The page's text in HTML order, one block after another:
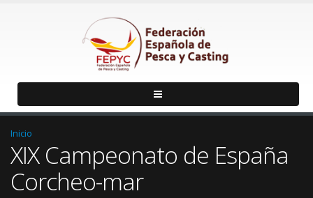
Inicio
XIX Campeonato de España
Corcheo-mar